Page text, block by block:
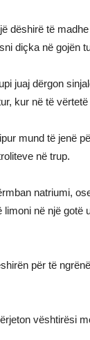
dëshirë të
diçka në gojën
juaj dërgon
kur në të
mund të jenë
në trup.
natriumi,
limoni në një gotë
për të
vështirësi